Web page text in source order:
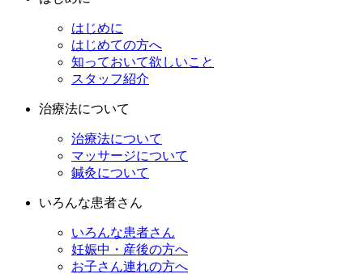
はじめに
はじめての方へ
知っておいて欲しいこと
スタッフ紹介
治療法について
治療法について
マッサージについて
鍼灸について
いろんな患者さん
いろんな患者さん
妊娠中・産後の方へ
お子さん連れの方へ